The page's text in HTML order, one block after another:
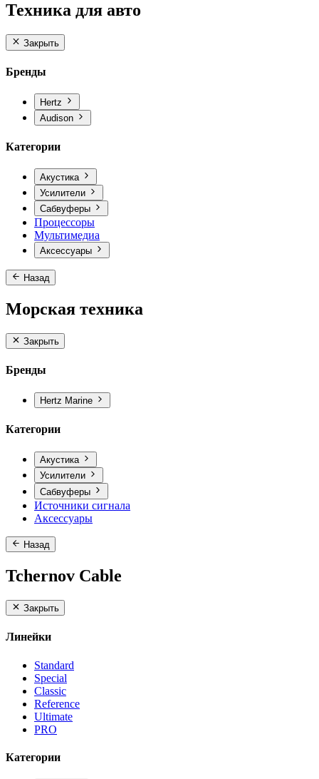
Техника для авто
Закрыть
Бренды
Hertz
Audison
Категории
Акустика
Усилители
Сабвуферы
Процессоры
Мультимедиа
Аксессуары
Назад
Морская техника
Закрыть
Бренды
Hertz Marine
Категории
Акустика
Усилители
Сабвуферы
Источники сигнала
Аксессуары
Назад
Tchernov Cable
Закрыть
Линейки
Standard
Special
Classic
Reference
Ultimate
PRO
Категории